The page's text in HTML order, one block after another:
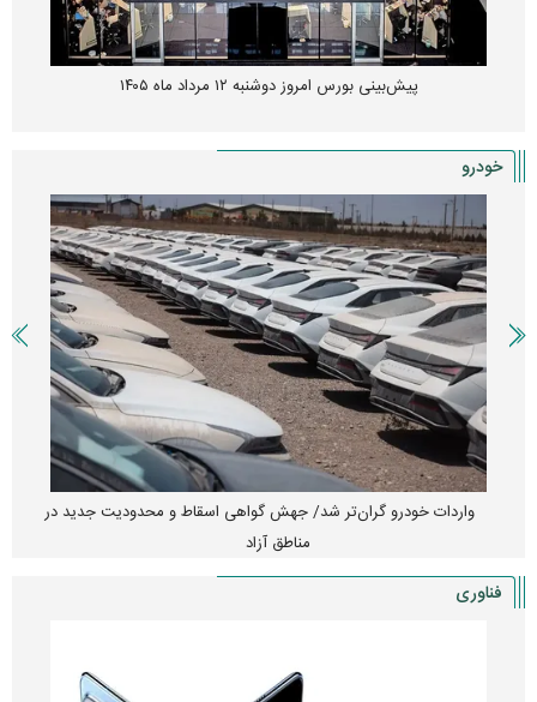
پیش‌بینی بورس امروز دوشنبه ۱۲ مرداد ماه ۱۴۰۵
خودرو
واردات خودرو گران‌تر شد/ جهش گواهی اسقاط و محدودیت جدید در
مناطق آزاد
فناوری